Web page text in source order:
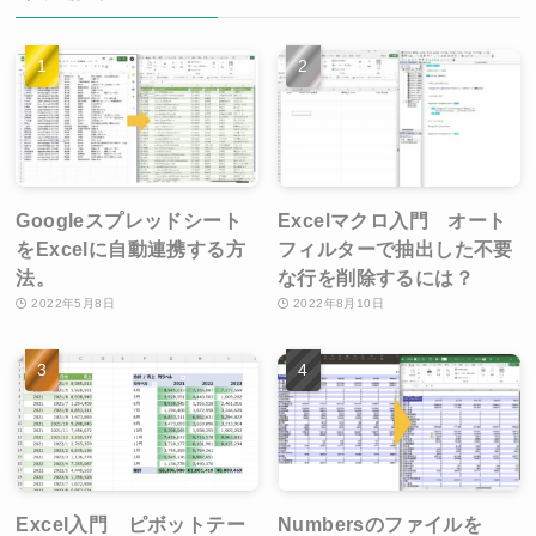
Googleスプレッドシート
をExcelに自動連携する方
法。
2022年5月8日
Excelマクロ入門 オート
フィルターで抽出した不要
な行を削除するには？
2022年8月10日
Excel入門 ピボットテー Numbersのファイルを